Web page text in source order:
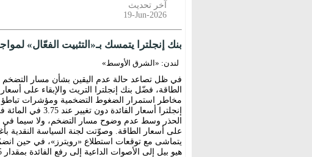
آخر تحديث
19-Jun-2026
بنك إنجلترا يتمسك بـ«التثبيت الفعّال»
لندن: «الشرق الأوسط»
في ظل تصاعد حالة عدم اليقين بشأن مسار التضخم
الطاقة، فضّل بنك إنجلترا التريث والإبقاء على
مخاطر استمرار الضغوط التضخمية ومؤشرات تباطؤ
إنجلترا أسعار
الحذر وسط عدم وضوح مسار التضخم، ولا سيما في ظل
يتماشى مع توقعات استطلاع «رويترز»، في حين
هيو بيل إلى الأصوات الداعية إلى رفع الفائدة بمقدار 25 نقطة أساس.